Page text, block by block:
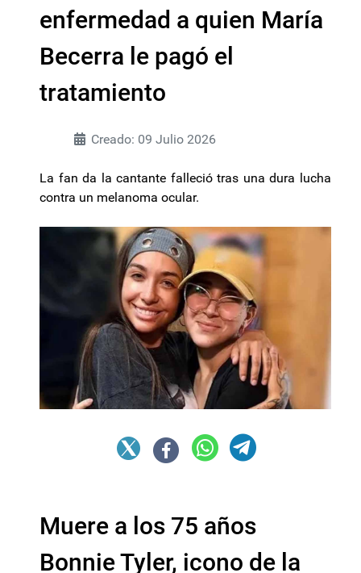
enfermedad a quien María
Becerra le pagó el
tratamiento
Creado: 09 Julio 2026
La fan da la cantante falleció tras una dura lucha
contra un melanoma ocular.
Muere a los 75 años
Bonnie Tyler, icono de la